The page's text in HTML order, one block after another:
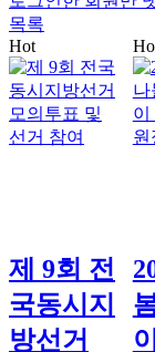
목록
Hot
제 9회 전
국동시지
방선거